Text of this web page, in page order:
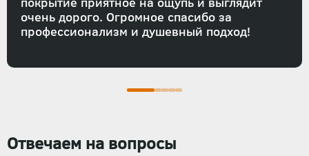
очень дорого. Огромное спасибо за
профессионализм и душевный подход!
Отвечаем на вопросы